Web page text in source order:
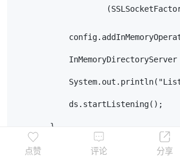
            ds.startListening();
        }
        catch ( Exception e ) {
点赞 评论 分享